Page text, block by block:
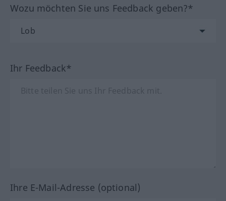
Wozu möchten Sie uns Feedback geben?*
Ihr Feedback*
Ihre E-Mail-Adresse (optional)